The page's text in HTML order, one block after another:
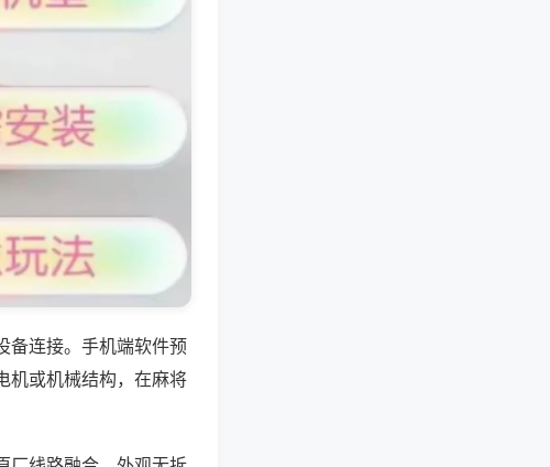
备连接。手机端软件预
机或机械结构，在麻将